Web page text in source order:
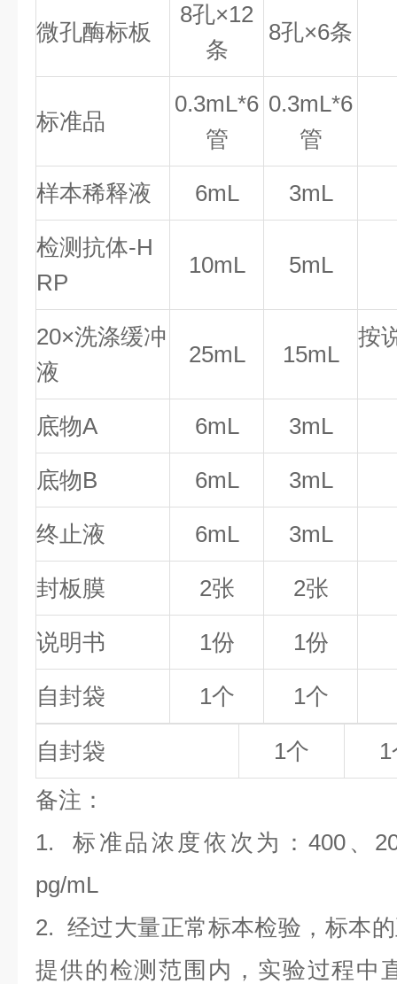
微孔酶标板
8孔×12
条
8孔×6条
标准品
0.3mL*6
管
0.3mL*6
管
样本稀释液 6mL 3mL
检测抗体-H
RP
10mL 5mL
20×洗涤缓冲
液
25mL 15mL
按
底物A 6mL 3mL
底物B 6mL 3mL
终止液 6mL 3mL
封板膜 2张 2张
说明书 1份 1份
自封袋 1个 1个
自封袋 1个
备注 ：
1.标准品浓度依次为：400 、
pg/mL
2. 经过大量正常标本检验，标本
提供的检测范围内，实验过程中